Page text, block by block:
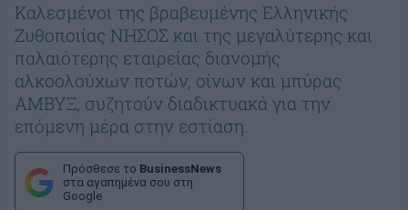
Καλεσμένοι της βραβευμένης Ελληνικής
Ζυθοποιίας ΝΗΣΟΣ και της μεγαλύτερης και
παλαιότερης εταιρείας διανομής
αλκοολούχων ποτών, οίνων και μπύρας
AΜΒΥΞ, συζητούν διαδικτυακά για την
επόμενη μέρα στην εστίαση.
Πρόσθεσε το BusinessNews
στα αγαπημένα σου στη
Google